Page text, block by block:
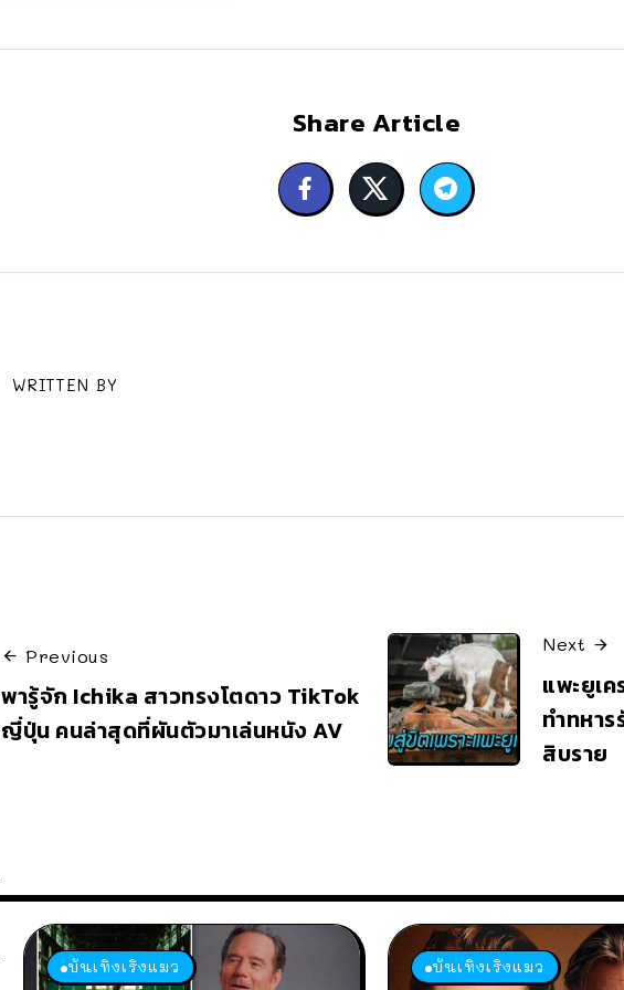
Share Article
WRITTEN BY
Previous
พารู้จัก Ichika สาวทรงโตดาว TikTok
ญี่ปุ่น คนล่าสุดที่ผันตัวมาเล่นหนัง AV
Next
แพะยูเ
ทำทหา
สิบราย
บันเทิงเริงแมว บันเทิงเริงแมว